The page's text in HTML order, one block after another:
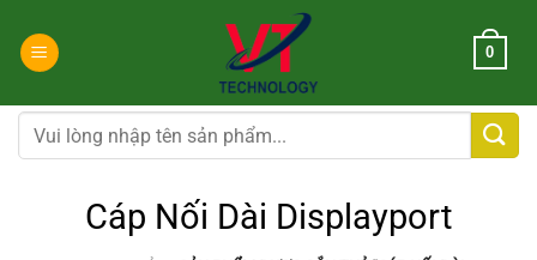
đến
dung
0
Tìm
kiếm:
Cáp Nối Dài Displayport